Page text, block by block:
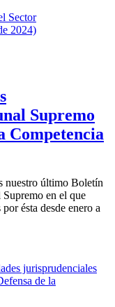
Sector
2024)
Supremo
Competencia
nuestro último Boletín
en el que
ésta desde enero a
jurisprudenciales
de la